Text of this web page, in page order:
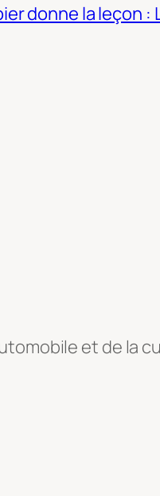
donne la leçon
et de la